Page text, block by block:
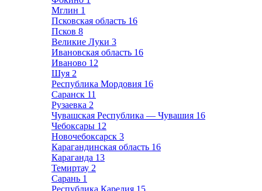
Мглин 1
Псковская область 16
Псков 8
Великие Луки 3
Ивановская область 16
Иваново 12
Шуя 2
Республика Мордовия 16
Саранск 11
Рузаевка 2
Чувашская Республика — Чувашия 16
Чебоксары 12
Новочебоксарск 3
Карагандинская область 16
Караганда 13
Темиртау 2
Сарань 1
Республика Карелия 15